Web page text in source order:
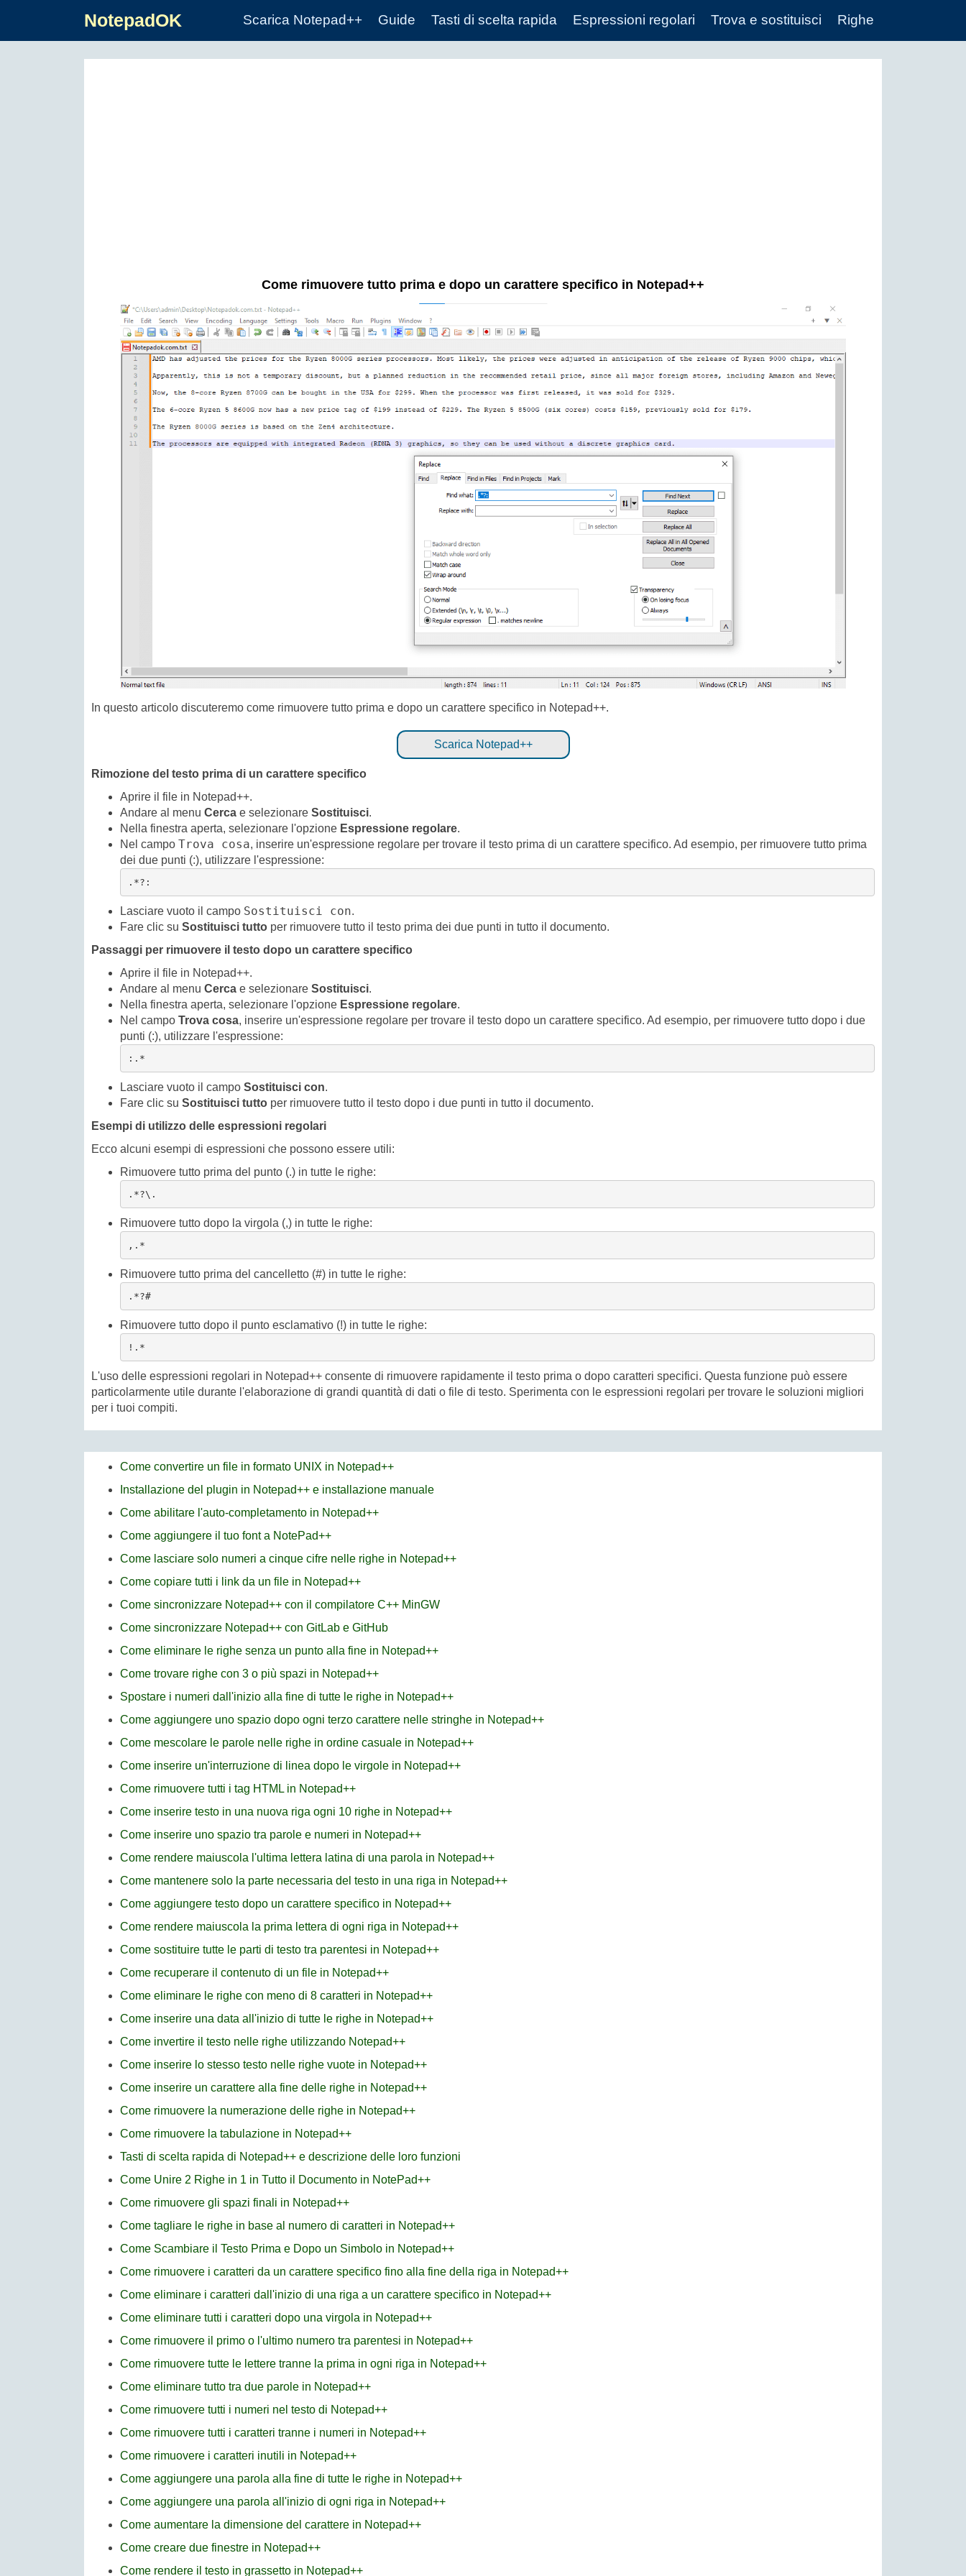
NotepadOK Scarica Notepad++ Guide Tasti di scelta rapida Espressioni regolari Trova e sostituisci Righe
Come rimuovere tutto prima e dopo un carattere specifico in Notepad++
In questo articolo discuteremo come rimuovere tutto prima e dopo un carattere specifico in Notepad++.
Scarica Notepad++
Rimozione del testo prima di un carattere specifico
Aprire il file in Notepad++.
Andare al menu Cerca e selezionare Sostituisci.
Nella finestra aperta, selezionare l'opzione Espressione regolare.
Nel campo Trova cosa, inserire un'espressione regolare per trovare il testo prima di un carattere specifico. Ad esempio, per rimuovere tutto prima
dei due punti (:), utilizzare l'espressione:
.*?:
Lasciare vuoto il campo Sostituisci con.
Fare clic su Sostituisci tutto per rimuovere tutto il testo prima dei due punti in tutto il documento.
Passaggi per rimuovere il testo dopo un carattere specifico
Aprire il file in Notepad++.
Andare al menu Cerca e selezionare Sostituisci.
Nella finestra aperta, selezionare l'opzione Espressione regolare.
Nel campo Trova cosa, inserire un'espressione regolare per trovare il testo dopo un carattere specifico. Ad esempio, per rimuovere tutto dopo i due
punti (:), utilizzare l'espressione:
:.*
Lasciare vuoto il campo Sostituisci con.
Fare clic su Sostituisci tutto per rimuovere tutto il testo dopo i due punti in tutto il documento.
Esempi di utilizzo delle espressioni regolari
Ecco alcuni esempi di espressioni che possono essere utili:
Rimuovere tutto prima del punto (.) in tutte le righe:
.*?\.
Rimuovere tutto dopo la virgola (,) in tutte le righe:
,.*
Rimuovere tutto prima del cancelletto (#) in tutte le righe:
.*?#
Rimuovere tutto dopo il punto esclamativo (!) in tutte le righe:
!.*
L'uso delle espressioni regolari in Notepad++ consente di rimuovere rapidamente il testo prima o dopo caratteri specifici. Questa funzione può essere
particolarmente utile durante l'elaborazione di grandi quantità di dati o file di testo. Sperimenta con le espressioni regolari per trovare le soluzioni migliori
per i tuoi compiti.
Come convertire un file in formato UNIX in Notepad++
Installazione del plugin in Notepad++ e installazione manuale
Come abilitare l'auto-completamento in Notepad++
Come aggiungere il tuo font a NotePad++
Come lasciare solo numeri a cinque cifre nelle righe in Notepad++
Come copiare tutti i link da un file in Notepad++
Come sincronizzare Notepad++ con il compilatore C++ MinGW
Come sincronizzare Notepad++ con GitLab e GitHub
Come eliminare le righe senza un punto alla fine in Notepad++
Come trovare righe con 3 o più spazi in Notepad++
Spostare i numeri dall'inizio alla fine di tutte le righe in Notepad++
Come aggiungere uno spazio dopo ogni terzo carattere nelle stringhe in Notepad++
Come mescolare le parole nelle righe in ordine casuale in Notepad++
Come inserire un'interruzione di linea dopo le virgole in Notepad++
Come rimuovere tutti i tag HTML in Notepad++
Come inserire testo in una nuova riga ogni 10 righe in Notepad++
Come inserire uno spazio tra parole e numeri in Notepad++
Come rendere maiuscola l'ultima lettera latina di una parola in Notepad++
Come mantenere solo la parte necessaria del testo in una riga in Notepad++
Come aggiungere testo dopo un carattere specifico in Notepad++
Come rendere maiuscola la prima lettera di ogni riga in Notepad++
Come sostituire tutte le parti di testo tra parentesi in Notepad++
Come recuperare il contenuto di un file in Notepad++
Come eliminare le righe con meno di 8 caratteri in Notepad++
Come inserire una data all'inizio di tutte le righe in Notepad++
Come invertire il testo nelle righe utilizzando Notepad++
Come inserire lo stesso testo nelle righe vuote in Notepad++
Come inserire un carattere alla fine delle righe in Notepad++
Come rimuovere la numerazione delle righe in Notepad++
Come rimuovere la tabulazione in Notepad++
Tasti di scelta rapida di Notepad++ e descrizione delle loro funzioni
Come Unire 2 Righe in 1 in Tutto il Documento in NotePad++
Come rimuovere gli spazi finali in Notepad++
Come tagliare le righe in base al numero di caratteri in Notepad++
Come Scambiare il Testo Prima e Dopo un Simbolo in Notepad++
Come rimuovere i caratteri da un carattere specifico fino alla fine della riga in Notepad++
Come eliminare i caratteri dall'inizio di una riga a un carattere specifico in Notepad++
Come eliminare tutti i caratteri dopo una virgola in Notepad++
Come rimuovere il primo o l'ultimo numero tra parentesi in Notepad++
Come rimuovere tutte le lettere tranne la prima in ogni riga in Notepad++
Come eliminare tutto tra due parole in Notepad++
Come rimuovere tutti i numeri nel testo di Notepad++
Come rimuovere tutti i caratteri tranne i numeri in Notepad++
Come rimuovere i caratteri inutili in Notepad++
Come aggiungere una parola alla fine di tutte le righe in Notepad++
Come aggiungere una parola all'inizio di ogni riga in Notepad++
Come aumentare la dimensione del carattere in Notepad++
Come creare due finestre in Notepad++
Come rendere il testo in grassetto in Notepad++